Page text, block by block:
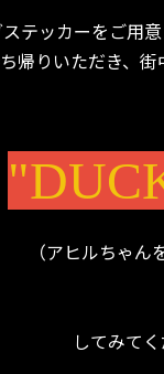
テッカーをご用
帰りいただき、
（アヒルちゃん
してみてく